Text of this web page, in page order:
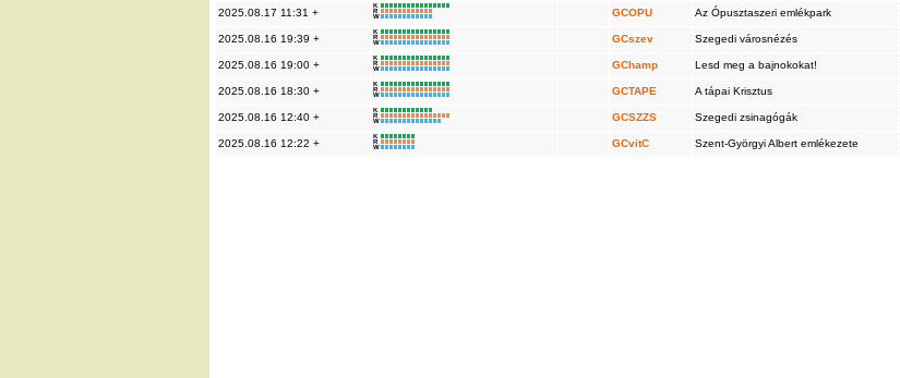
2025.08.17 11:31 +
K
R
W
GCOPU Az Ópusztaszeri emlékpark
2025.08.16 19:39 +
K
R
W
GCszev Szegedi városnézés
2025.08.16 19:00 +
K
R
W
GChamp Lesd meg a bajnokokat!
2025.08.16 18:30 +
K
R
W
GCTAPE A tápai Krisztus
2025.08.16 12:40 +
K
R
W
GCSZZS Szegedi zsinagógák
2025.08.16 12:22 +
K
R
W
GCvitC Szent-Györgyi Albert emlékezete